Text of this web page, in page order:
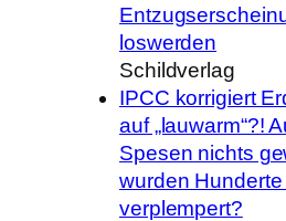
loswerden
Schildverlag
IPCC korrigiert
auf „lauwarm“?!
Spesen nichts
wurden Hunderte
verplempert?